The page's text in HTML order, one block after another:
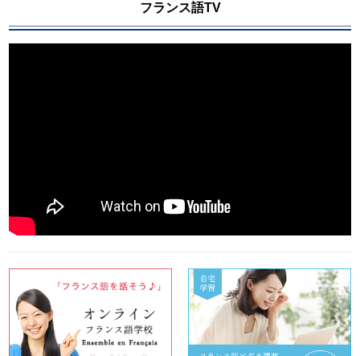
フランス語TV